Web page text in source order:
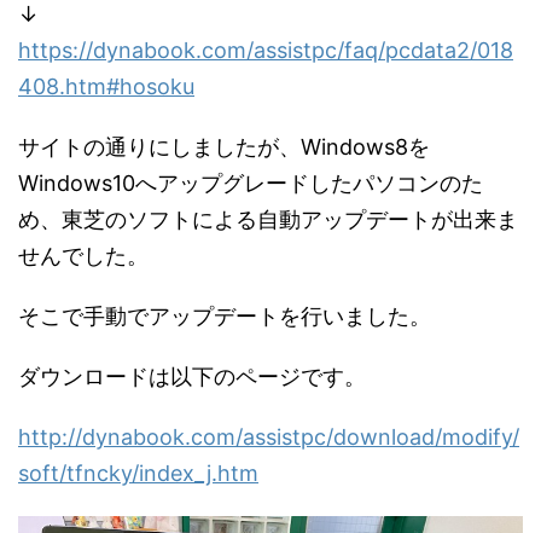
↓
https://dynabook.com/assistpc/faq/pcdata2/018
408.htm#hosoku
サイトの通りにしましたが、Windows8を
Windows10へアップグレードしたパソコンのた
め、東芝のソフトによる自動アップデートが出来ま
せんでした。
そこで手動でアップデートを行いました。
ダウンロードは以下のページです。
http://dynabook.com/assistpc/download/modify/
soft/tfncky/index_j.htm